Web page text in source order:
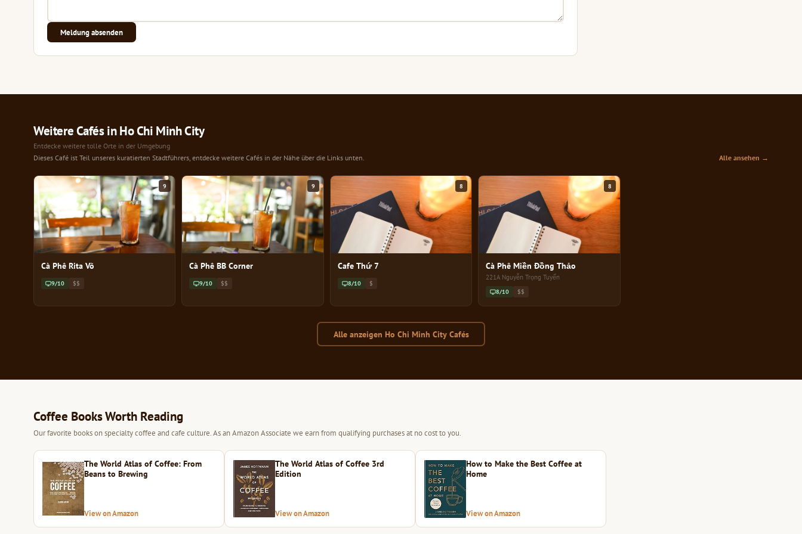
Meldung absenden
Weitere Cafés in Ho Chi Minh City
Entdecke weitere tolle Orte in der Umgebung
Dieses Café ist Teil unseres kuratierten Stadtführers, entdecke weitere Cafés in der Nähe über die Links unten.
Alle ansehen →
9
Cà Phê Rita Võ
9/10 $$
9
Cà Phê BB Corner
9/10 $$
8
Cafe Thứ 7
8/10 $
8
Cà Phê Miền Đồng Thảo
221A Nguyễn Trọng Tuyển
8/10 $$
Alle anzeigen Ho Chi Minh City Cafés
Coffee Books Worth Reading
Our favorite books on specialty coffee and cafe culture. As an Amazon Associate we earn from qualifying purchases at no cost to you.
The World Atlas of Coffee: From
Beans to Brewing
View on Amazon
The World Atlas of Coffee 3rd
Edition
View on Amazon
How to Make the Best Coffee at
Home
View on Amazon